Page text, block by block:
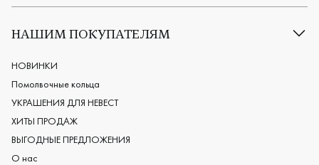
Все обручальные кольца
Европейские обручальные кольца
Мужские обручальные кольца
Женские обручальные кольца
Обручальные кольца из платины
Дизайнерские обручальные кольца
Черные обручальные кольца
НАШИМ ПОКУПАТЕЛЯМ
НОВИНКИ
Помолвочные кольца
УКРАШЕНИЯ ДЛЯ НЕВЕСТ
ХИТЫ ПРОДАЖ
ВЫГОДНЫЕ ПРЕДЛОЖЕНИЯ
О нас